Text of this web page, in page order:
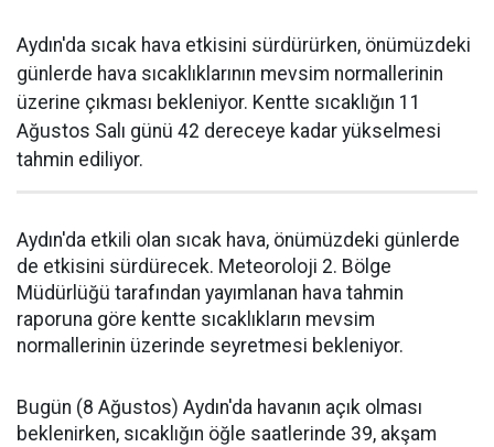
Aydın'da sıcak hava etkisini sürdürürken, önümüzdeki
günlerde hava sıcaklıklarının mevsim normallerinin
üzerine çıkması bekleniyor. Kentte sıcaklığın 11
Ağustos Salı günü 42 dereceye kadar yükselmesi
tahmin ediliyor.
Aydın'da etkili olan sıcak hava, önümüzdeki günlerde
de etkisini sürdürecek. Meteoroloji 2. Bölge
Müdürlüğü tarafından yayımlanan hava tahmin
raporuna göre kentte sıcaklıkların mevsim
normallerinin üzerinde seyretmesi bekleniyor.
Bugün (8 Ağustos) Aydın'da havanın açık olması
beklenirken, sıcaklığın öğle saatlerinde 39, akşam